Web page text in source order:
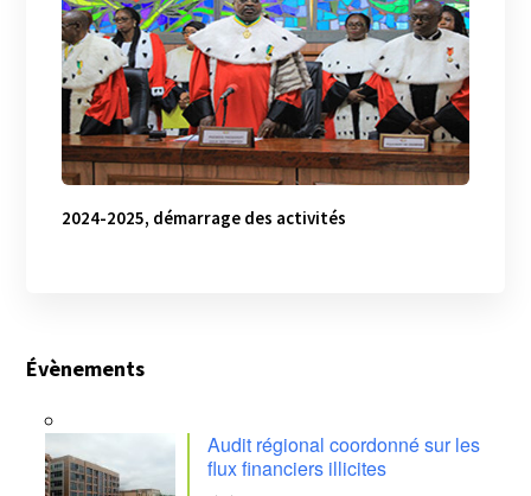
2024-2025, démarrage des activités
Évènements
Audit régional coordonné sur les
flux financiers illicites